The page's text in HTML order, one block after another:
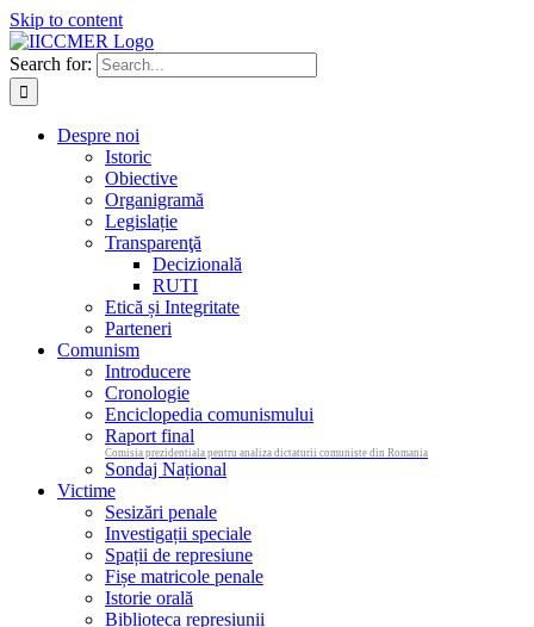
Skip to content
Search for:
Despre noi
Istoric
Obiective
Organigramă
Legislație
Transparenţă
Decizională
RUTI
Etică și Integritate
Parteneri
Comunism
Introducere
Cronologie
Enciclopedia comunismului
Raport final
Comisia prezidentiala pentru analiza dictaturii comuniste din Romania
Sondaj Național
Victime
Sesizări penale
Investigații speciale
Spații de represiune
Fișe matricole penale
Istorie orală
Biblioteca represiunii